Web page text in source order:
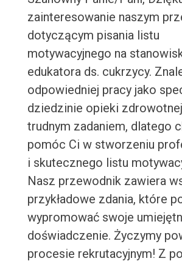
zainteresowanie naszym
dotyczącym pisania listu
motywacyjnego na
edukatora ds. cukrzycy.
odpowiedniej pracy jako
dziedzinie opieki
trudnym zadaniem, dlatego
pomóc Ci w stworzeniu
i skutecznego listu
Nasz przewodnik zawiera
przykładowe zdania, które
wypromować swoje
doświadczenie. Życzymy
procesie rekrutacyjnym! Z